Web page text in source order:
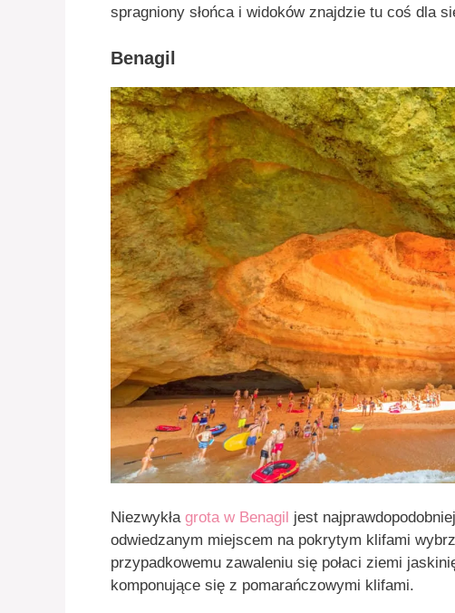
spragniony słońca i widoków znajdzie tu coś dla
Benagil
Niezwykła grota w Benagil jest
odwiedzanym miejscem na pokrytym klifami
przypadkowemu zawaleniu się połaci ziemi
komponujące się z pomarańczowymi klifami.